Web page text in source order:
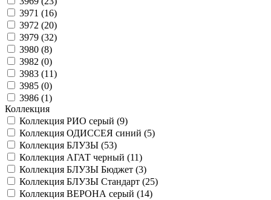
3971 (16)
3972 (20)
3979 (32)
3980 (8)
3982 (0)
3983 (11)
3985 (0)
3986 (1)
Коллекция
Коллекция РИО серый (9)
Коллекция ОДИССЕЯ синий (5)
Коллекция БЛУЗЫ (53)
Коллекция АГАТ черный (11)
Коллекция БЛУЗЫ Бюджет (3)
Коллекция БЛУЗЫ Стандарт (25)
Коллекция ВЕРОНА серый (14)